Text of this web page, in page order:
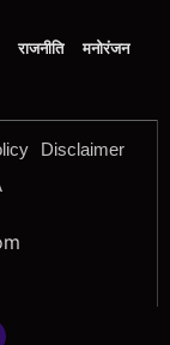
राजनीति
मनोरंजन
Disclaimer